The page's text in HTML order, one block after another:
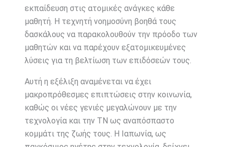
εκπαίδευση στις ατομικές ανάγκες κάθε
μαθητή. Η τεχνητή νοημοσύνη βοηθά τους
δασκάλους να παρακολουθούν την πρόοδο των
μαθητών και να παρέχουν εξατομικευμένες
λύσεις για τη βελτίωση των επιδόσεών τους.
Αυτή η εξέλιξη αναμένεται να έχει
μακροπρόθεσμες επιπτώσεις στην κοινωνία,
καθώς οι νέες γενιές μεγαλώνουν με την
τεχνολογία και την ΤΝ ως αναπόσπαστο
κομμάτι της ζωής τους. Η Ιαπωνία, ως